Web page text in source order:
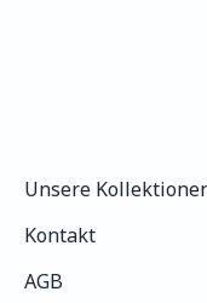
Unsere
Kontakt
AGB